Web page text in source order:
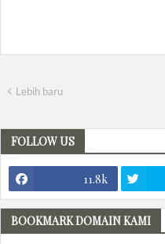
Lebih baru
FOLLOW US
11.8k
BOOKMARK DOMAIN KAMI